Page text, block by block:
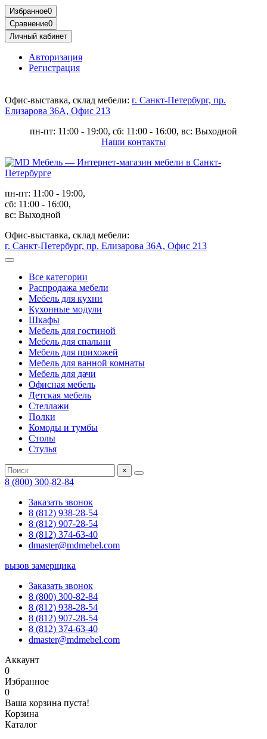
Избранное0
Сравнение0
Личный кабинет
Авторизация
Регистрация
Офис-выставка, склад мебели: г. Санкт-Петербург, пр.
Елизарова 36А, Офис 213
пн-пт: 11:00 - 19:00, сб: 11:00 - 16:00, вс: Выходной
Наши контакты
пн-пт: 11:00 - 19:00,
сб: 11:00 - 16:00,
вс: Выходной
Офис-выставка, склад мебели:
г. Санкт-Петербург, пр. Елизарова 36А, Офис 213
Все категории
Распродажа мебели
Мебель для кухни
Кухонные модули
Шкафы
Мебель для гостиной
Мебель для спальни
Мебель для прихожей
Мебель для ванной комнаты
Мебель для дачи
Офисная мебель
Детская мебель
Стеллажи
Полки
Комоды и тумбы
Столы
Стулья
×
8 (800) 300-82-84
Заказать звонок
8 (812) 938-28-54
8 (812) 907-28-54
8 (812) 374-63-40
dmaster@mdmebel.com
вызов замерщика
Заказать звонок
8 (800) 300-82-84
8 (812) 938-28-54
8 (812) 907-28-54
8 (812) 374-63-40
dmaster@mdmebel.com
Аккаунт
0
Избранное
0
Ваша корзина пуста!
Корзина
Каталог